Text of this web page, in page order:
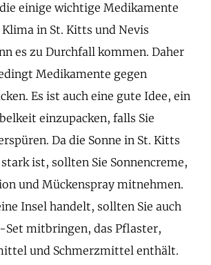
einige wichtige Medikamente
in St. Kitts und Nevis
es zu Durchfall kommen. Daher
Medikamente gegen
Es ist auch eine gute Idee, ein
einzupacken, falls Sie
Da die Sonne in St. Kitts
ist, sollten Sie Sonnencreme,
und Mückenspray mitnehmen.
Insel handelt, sollten Sie auch
mitbringen, das Pflaster,
und Schmerzmittel enthält.